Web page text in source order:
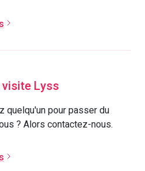
Lyss
quelqu'un pour passer du
? Alors contactez-nous.